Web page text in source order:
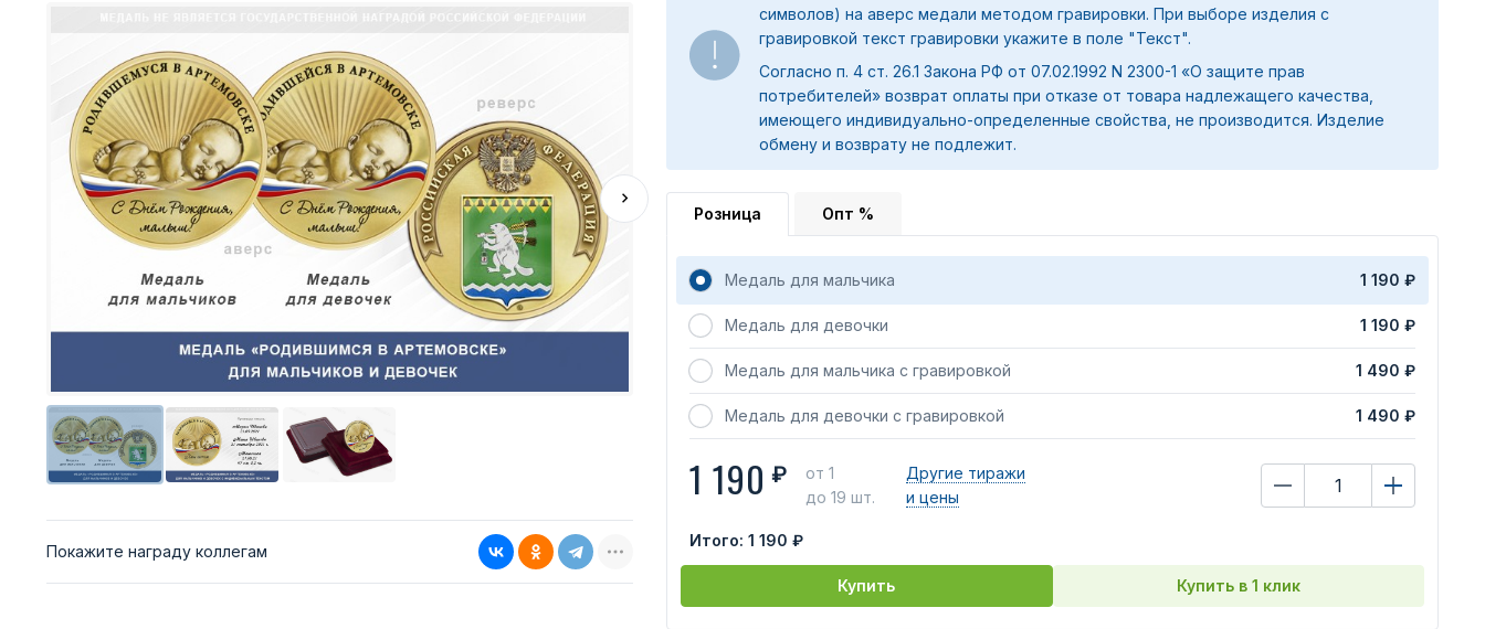
Покажите награду коллегам
символов) на аверс медали методом гравировки. При выборе изделия с
гравировкой текст гравировки укажите в поле "Текст".
Согласно п. 4 ст. 26.1 Закона РФ от 07.02.1992 N 2300-1 «О защите прав
потребителей» возврат оплаты при отказе от товара надлежащего качества,
имеющего индивидуально-определенные свойства, не производится. Изделие
обмену и возврату не подлежит.
Розница Опт %
Медаль для мальчика 1 190 ₽
Медаль для девочки 1 190 ₽
Медаль для мальчика с гравировкой 1 490 ₽
Медаль для девочки с гравировкой 1 490 ₽
1 190 ₽
от 1
до 19 шт.
Другие тиражи
и цены
Итого: 1 190 ₽
Купить Купить в 1 клик